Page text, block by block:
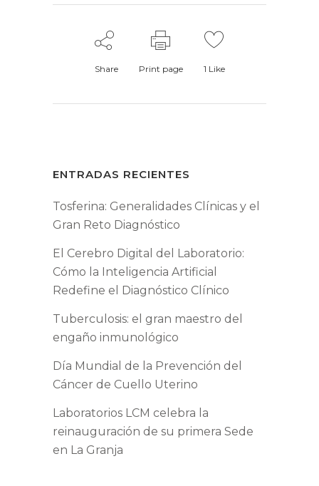
Share Print page 1 Like
ENTRADAS RECIENTES
Tosferina: Generalidades Clínicas y el
Gran Reto Diagnóstico
El Cerebro Digital del Laboratorio:
Cómo la Inteligencia Artificial
Redefine el Diagnóstico Clínico
Tuberculosis: el gran maestro del
engaño inmunológico
Día Mundial de la Prevención del
Cáncer de Cuello Uterino
Laboratorios LCM celebra la
reinauguración de su primera Sede
en La Granja